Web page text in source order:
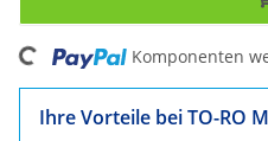
Komponenten
Ihre Vorteile bei TO-RO